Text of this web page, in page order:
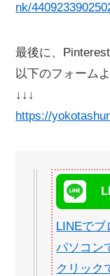
nk/
最後に、
以下のフォーム
↓↓↓
https://
LINEでブ
パソコン
クリック